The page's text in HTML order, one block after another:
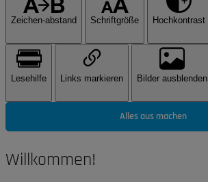
Zeichen-abstand Schriftgröße Hochkontrast
Lesehilfe Links markieren Bilder ausblenden
Alles aus machen
Willkommen!